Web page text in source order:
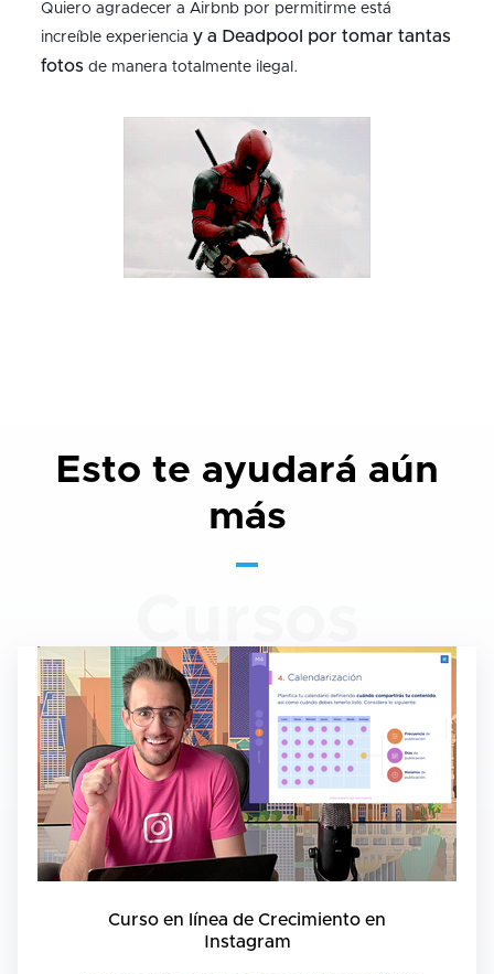
Quiero agradecer a Airbnb por permitirme está
increíble experiencia y a Deadpool por tomar tantas
fotos de manera totalmente ilegal.
Esto te ayudará aún
más
Curso en línea de Crecimiento en
Instagram